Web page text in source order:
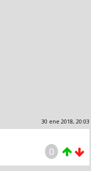
30 ene 2018, 20:03
0